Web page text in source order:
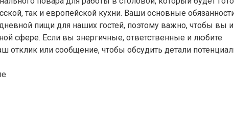
так и европейской кухни. Ваши основные
пищи для наших гостей, поэтому важно, чтобы вы
сфере. Если вы энергичные, ответственные и любите
отклик или сообщение, чтобы обсудить детали